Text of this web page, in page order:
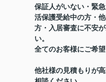
保証人がいない・緊
活保護受給中の方・
方・入居審査に不安
い。
全てのお客様にご希
他社様の見積もりが